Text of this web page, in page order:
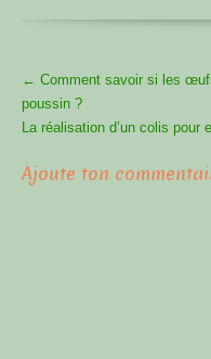
More
Articles
← Comment savoir si les
poussin ?
La réalisation d’un colis pour
Ajoute ton